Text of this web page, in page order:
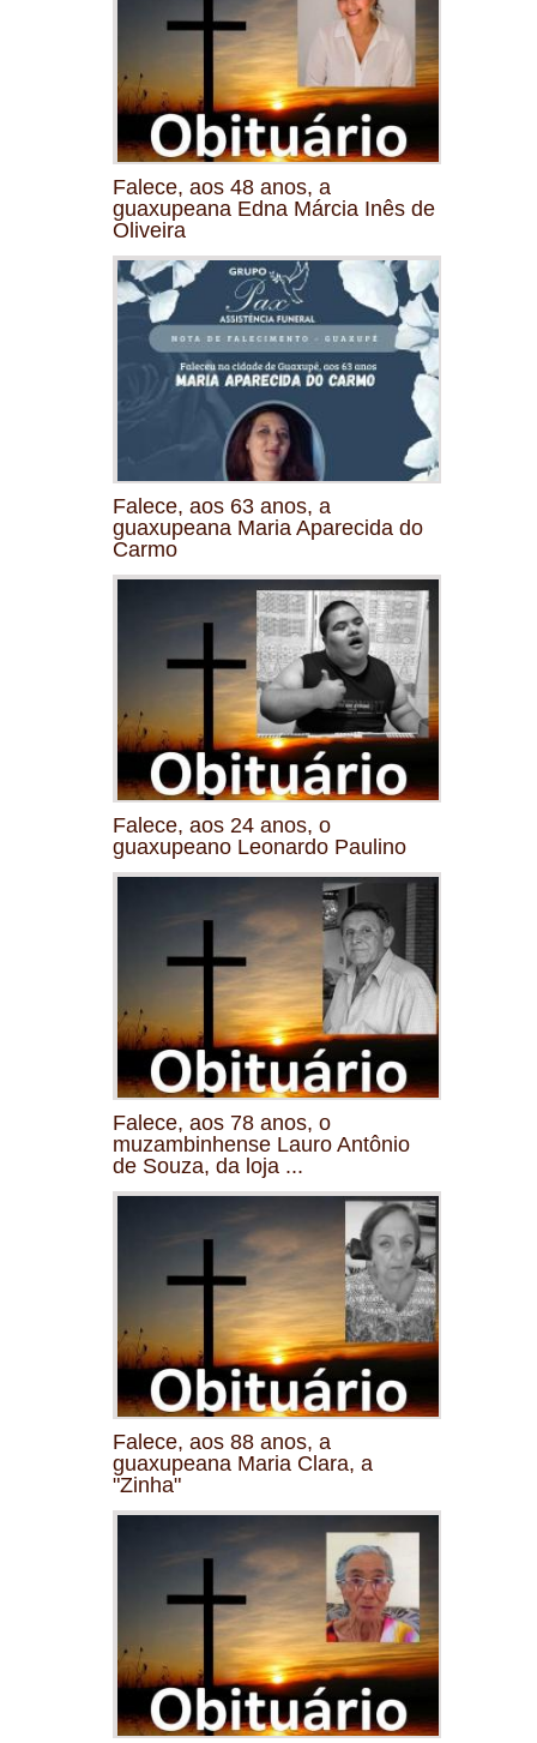
Falece, aos 48 anos, a
guaxupeana Edna Márcia Inês de
Oliveira
Falece, aos 63 anos, a
guaxupeana Maria Aparecida do
Carmo
Falece, aos 24 anos, o
guaxupeano Leonardo Paulino
Falece, aos 78 anos, o
muzambinhense Lauro Antônio
de Souza, da loja ...
Falece, aos 88 anos, a
guaxupeana Maria Clara, a
"Zinha"